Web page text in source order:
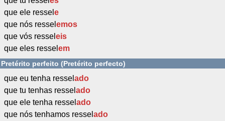
que ele ressel e
que nós ressel emos
que vós ressel eis
que eles ressel em
Pretérito perfeito (Pretérito perfecto)
que eu tenha ressel ado
que tu tenhas ressel ado
que ele tenha ressel ado
que nós tenhamos ressel ado